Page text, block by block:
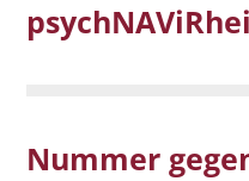
Nummer